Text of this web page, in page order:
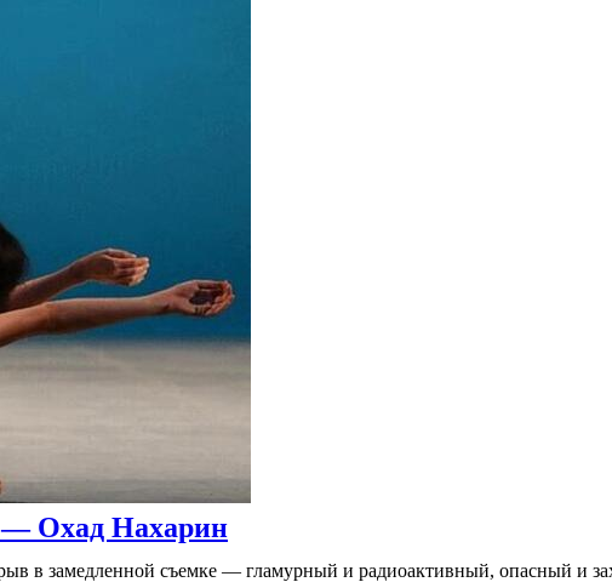
Охад Нахарин
в замедленной съемке — гламурный и радиоактивный, опасный и